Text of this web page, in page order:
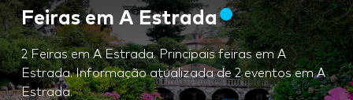
Feiras em A Estrada
2 Feiras em A Estrada. Principais feiras em A
Estrada. Informação atualizada de 2 eventos em A
Estrada.